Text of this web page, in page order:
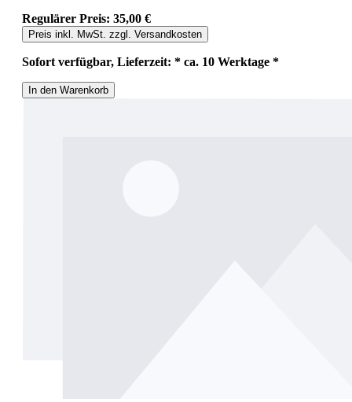
Regulärer Preis: 35,00 €
Preis inkl. MwSt. zzgl. Versandkosten
Sofort verfügbar, Lieferzeit: * ca. 10 Werktage *
In den Warenkorb